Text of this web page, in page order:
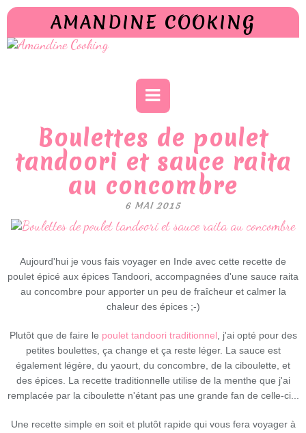
AMANDINE COOKING
Boulettes de poulet
tandoori et sauce raita
au concombre
6 MAI 2015
Aujourd'hui je vous fais voyager en Inde avec cette recette de
poulet épicé aux épices Tandoori, accompagnées d'une sauce raita
au concombre pour apporter un peu de fraîcheur et calmer la
chaleur des épices ;-)
Plutôt que de faire le poulet tandoori traditionnel , j'ai opté pour des
petites boulettes, ça change et ça reste léger. La sauce est
également légère, du yaourt, du concombre, de la ciboulette, et
des épices. La recette traditionnelle utilise de la menthe que j'ai
remplacée par la ciboulette n'étant pas une grande fan de celle-ci...
Une recette simple en soit et plutôt rapide qui vous fera voyager à